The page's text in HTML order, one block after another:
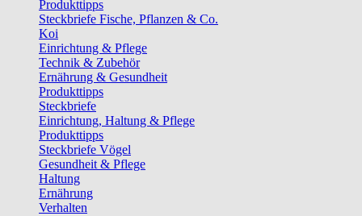
Produkttipps
Steckbriefe Fische, Pflanzen & Co.
Koi
Einrichtung & Pflege
Technik & Zubehör
Ernährung & Gesundheit
Produkttipps
Steckbriefe
Einrichtung, Haltung & Pflege
Produkttipps
Steckbriefe Vögel
Gesundheit & Pflege
Haltung
Ernährung
Verhalten